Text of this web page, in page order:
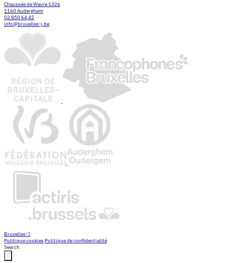
Chaussée de Wavre 1326
1160 Auderghem
02 850 64 42
info@bruxelles-j.be
Bruxelles-J
Politique cookies Politique de confidentialité
Search